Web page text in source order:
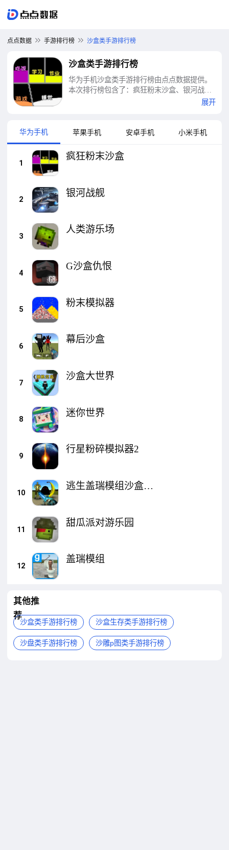
点点数据 手游排行榜 沙盒类手游排行榜
沙盒类手游排行榜
华为手机沙盒类手游排行榜由点点数据提供。
本次排行榜包含了：疯狂粉末沙盒、银河战
舰、人类游乐场、G沙盒仇恨、粉末模拟器、
手游排行榜
展开
华为手机 苹果手机 安卓手机 小米手机
1
疯狂粉末沙盒
2
银河战舰
3
人类游乐场
4
G沙盒仇恨
5
粉末模拟器
6
幕后沙盒
7
沙盒大世界
8
迷你世界
9
行星粉碎模拟器2
10
逃生盖瑞模组沙盒创
11
甜瓜派对游乐园
12
盖瑞模组
其他推
荐
沙盒类手游排行榜 沙盒生存类手游排行榜
沙盘类手游排行榜 沙雕p图类手游排行榜